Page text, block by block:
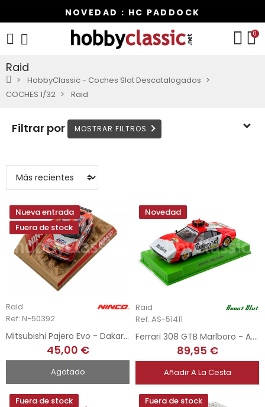
NOVEDAD : HC PADDOCK
0
Raid
HobbyClassic - Coches Slot Descatalogados
COCHES 1/32
Raid
Filtrar por
Nueva entrada
Fuera de stock
Raid
Ref: N-50392
Mitsubishi Pajero Evo - Dakar 05
45,00 €
Agotado
Novedad
Raid
Ref: AS-51411
Ferrari 308 GTB Marlboro - A. Zanini - Baja Aragon
89,95 €
Añadir A La Cesta
Fuera de stock Fuera de stock